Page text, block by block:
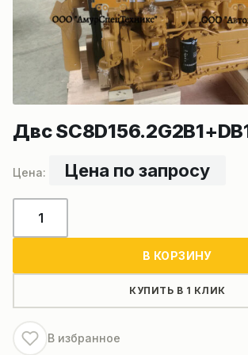
Двс
Цена по запросу
товара
В КОРЗИНУ
КУПИТЬ В 1 КЛИК
В избранное